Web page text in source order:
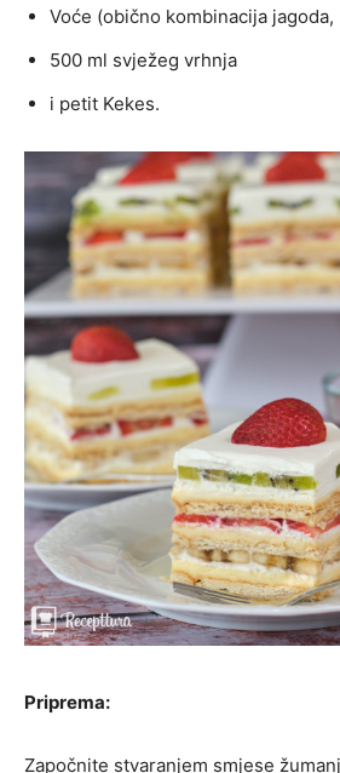
Voće (obično kombinacija jagoda,
500 ml svježeg vrhnja
i petit Kekes.
Priprema:
Započnite stvaranjem smjese